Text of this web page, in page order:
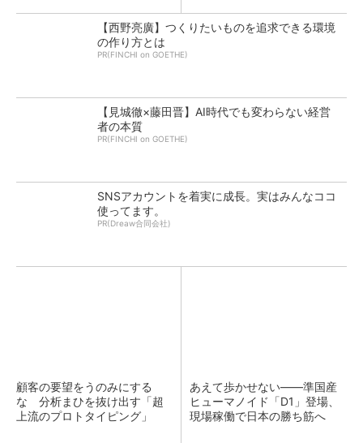
【西野亮廣】つくりたいものを追求できる環境
の作り方とは
PR(FINCHI on GOETHE)
【見城徹×藤田晋】AI時代でも変わらない経営
者の本質
PR(FINCHI on GOETHE)
SNSアカウントを着実に成長。実はみんなココ
使ってます。
PR(Dreaw合同会社)
顧客の要望をうのみにする
な 分析まひを抜け出す「超
上流のプロトタイピング」
あえて歩かせない――準国産
ヒューマノイド「D1」登場、
現場稼働で日本の勝ち筋へ